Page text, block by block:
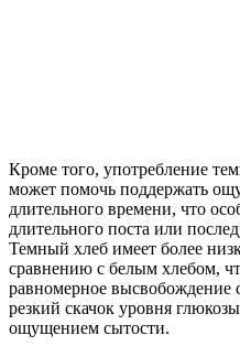
Кроме того, употребление
может помочь поддержать
длительного времени, что
длительного поста или
Темный хлеб имеет более
сравнению с белым хлебом,
равномерное высвобождение
резкий скачок уровня
ощущением сытости.